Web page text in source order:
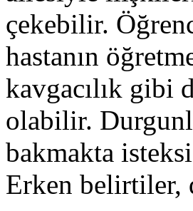
çekebilir.
hastanın
kavgacılık gibi
olabilir.
bakmakta
Erken belirtiler,